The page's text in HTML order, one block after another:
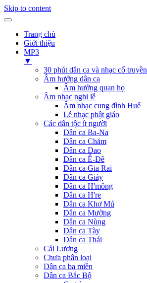
Skip to content
Trang chủ
Giới thiệu
MP3
▼
30 phút dân ca và nhạc cổ truyền
Âm hưởng dân ca
Âm hưởng quan họ
Âm nhạc nghi lễ
Âm nhạc cung đình Huế
Lễ nhạc phật giáo
Các dân tộc ít người
Dân ca Ba-Na
Dân ca Chăm
Dân ca Dao
Dân ca Ê-Đê
Dân ca Gia Rai
Dân ca Giáy
Dân ca H'mông
Dân ca H're
Dân ca Khơ Mú
Dân ca Mường
Dân ca Nùng
Dân ca Tày
Dân ca Thái
Cải Lương
Chưa phân loại
Dân ca ba miền
Dân ca Bắc Bộ